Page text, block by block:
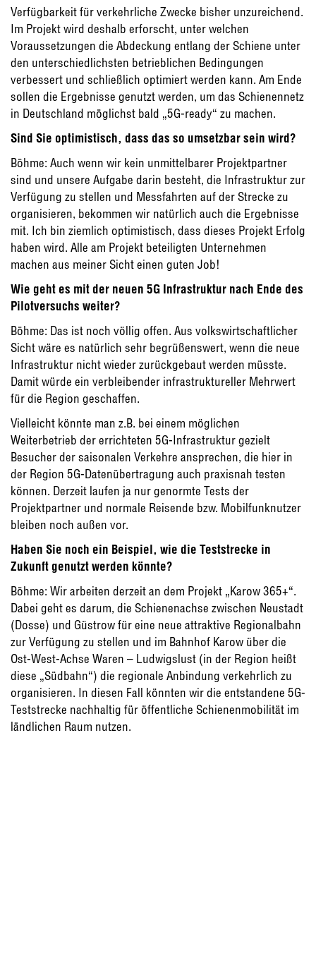
Verfügbarkeit für verkehrliche Zwecke bisher unzureichend.
Im Projekt wird deshalb erforscht, unter welchen
Voraussetzungen die Abdeckung entlang der Schiene unter
den unterschiedlichsten betrieblichen Bedingungen
verbessert und schließlich optimiert werden kann. Am Ende
sollen die Ergebnisse genutzt werden, um das Schienennetz
in Deutschland möglichst bald „5G-ready“ zu machen.
Sind Sie optimistisch, dass das so umsetzbar sein wird?
Böhme: Auch wenn wir kein unmittelbarer Projektpartner
sind und unsere Aufgabe darin besteht, die Infrastruktur zur
Verfügung zu stellen und Messfahrten auf der Strecke zu
organisieren, bekommen wir natürlich auch die Ergebnisse
mit. Ich bin ziemlich optimistisch, dass dieses Projekt Erfolg
haben wird. Alle am Projekt beteiligten Unternehmen
machen aus meiner Sicht einen guten Job!
Wie geht es mit der neuen 5G Infrastruktur nach Ende des
Pilotversuchs weiter?
Böhme: Das ist noch völlig offen. Aus volkswirtschaftlicher
Sicht wäre es natürlich sehr begrüßenswert, wenn die neue
Infrastruktur nicht wieder zurückgebaut werden müsste.
Damit würde ein verbleibender infrastruktureller Mehrwert
für die Region geschaffen.
Vielleicht könnte man z.B. bei einem möglichen
Weiterbetrieb der errichteten 5G-Infrastruktur gezielt
Besucher der saisonalen Verkehre ansprechen, die hier in
der Region 5G-Datenübertragung auch praxisnah testen
können. Derzeit laufen ja nur genormte Tests der
Projektpartner und normale Reisende bzw. Mobilfunknutzer
bleiben noch außen vor.
Haben Sie noch ein Beispiel, wie die Teststrecke in
Zukunft genutzt werden könnte?
Böhme: Wir arbeiten derzeit an dem Projekt „Karow 365+“.
Dabei geht es darum, die Schienenachse zwischen Neustadt
(Dosse) und Güstrow für eine neue attraktive Regionalbahn
zur Verfügung zu stellen und im Bahnhof Karow über die
Ost-West-Achse Waren – Ludwigslust (in der Region heißt
diese „Südbahn“) die regionale Anbindung verkehrlich zu
organisieren. In diesen Fall könnten wir die entstandene 5G-
Teststrecke nachhaltig für öffentliche Schienenmobilität im
ländlichen Raum nutzen.